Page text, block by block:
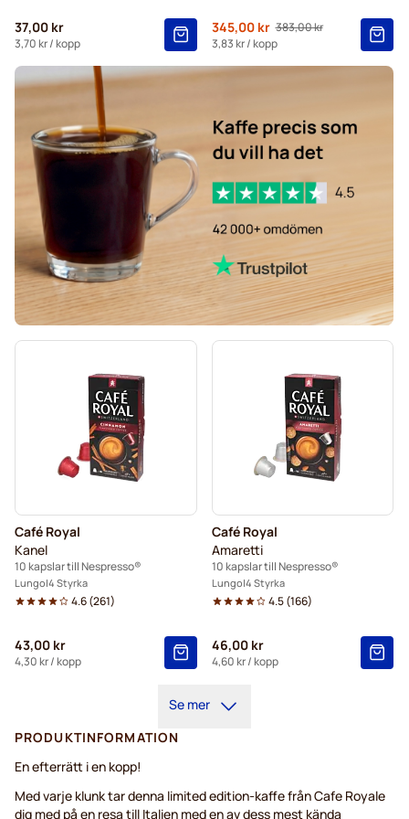
Belmio-kaffekapslar för Nespresso®
Friele-kaffekapslar för Nespresso®
Garibaldi-kaffekapslar för Nespresso®
Tonino Lamborghini kaffekapslar för Nespresso®
Café Royal-kaffekapslar för Nespresso®
37,00 kr
3,70 kr/ kopp
Ordinarie pris
383,00 kr
Från
345,00 kr
3,83 kr/ kopp
Café Royal
Kanel
10 kapslar till Nespresso®
Lungo 4 Styrka
4.6(261)
43,00 kr
4,30 kr/ kopp
Café Royal
Amaretti
10 kapslar till Nespresso®
Lungo 4 Styrka
4.5(166)
46,00 kr
4,60 kr/ kopp
Se mer
PRODUKTINFORMATION
En efterrätt i en kopp!
Med varje klunk tar denna limited edition-kaffe från Cafe Royale
dig med på en resa till Italien med en av dess mest kända